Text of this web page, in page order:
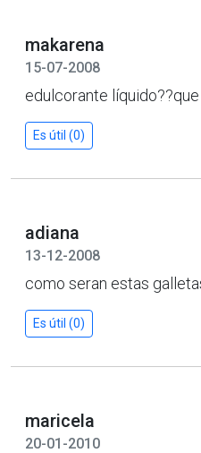
makarena
15-07-2008
edulcorante
Es útil (0)
adiana
13-12-2008
como seran estas
Es útil (0)
maricela
20-01-2010